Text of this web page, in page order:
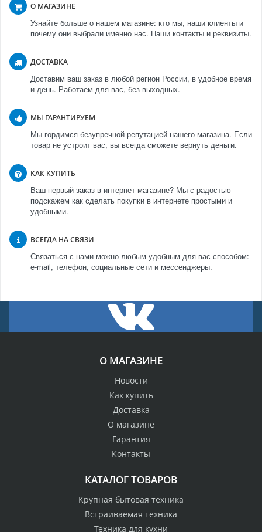
О МАГАЗИНЕ
Узнайте больше о нашем магазине: кто мы, наши клиенты и
почему они выбрали именно нас. Наши контакты и реквизиты.
ДОСТАВКА
Доставим ваш заказ в любой регион России, в удобное время
и день. Работаем для вас, без выходных.
МЫ ГАРАНТИРУЕМ
Мы гордимся безупречной репутацией нашего магазина. Если
товар не устроит вас, вы всегда сможете вернуть деньги.
КАК КУПИТЬ
Ваш первый заказ в интернет-магазине? Мы с радостью
подскажем как сделать покупки в интернете простыми и
удобными.
ВСЕГДА НА СВЯЗИ
Связаться с нами можно любым удобным для вас способом:
e-mail, телефон, социальные сети и мессенджеры.
О МАГАЗИНЕ
Новости
Как купить
Доставка
О магазине
Гарантия
Контакты
КАТАЛОГ ТОВАРОВ
Крупная бытовая техника
Встраиваемая техника
Техника для кухни